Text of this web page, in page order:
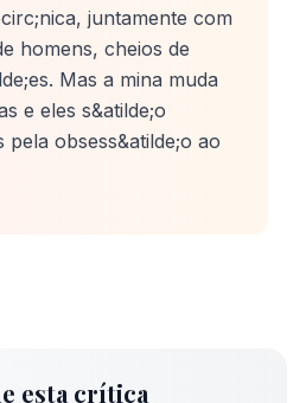
juntamente com
homens, cheios de
Mas a mina muda
e eles s&atilde;o
pela obsess&atilde;o ao
esta crítica